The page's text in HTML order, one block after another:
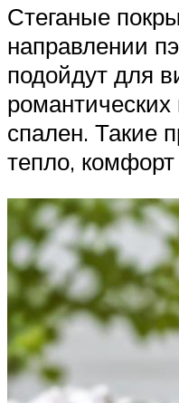
Стеганые
направлении
подойдут для
спален. Такие
тепло,